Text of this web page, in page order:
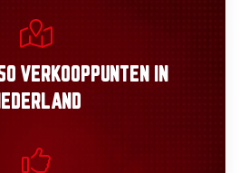
VERKOOPPUNTEN IN